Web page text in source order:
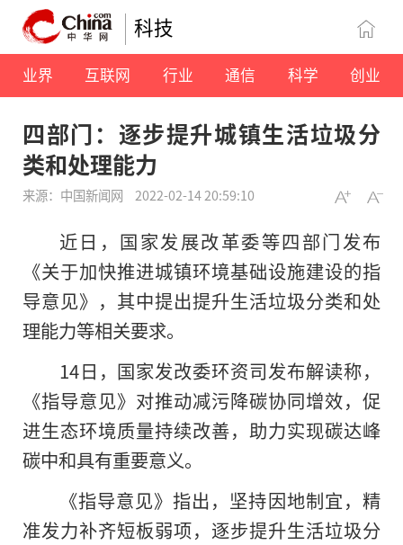
科技
业界 互联网 行业 通信 科学 创业
四部门：逐步提升城镇生活垃圾分
类和处理能力
来源：中国新闻网 2022-02-14 20:59:10
近日，国家发展改革委等四部门发布
《关于加快推进城镇环境基础设施建设的指
导意见》，其中提出提升生活垃圾分类和处
理能力等相关要求。
14日，国家发改委环资司发布解读称，
《指导意见》对推动减污降碳协同增效，促
进生态环境质量持续改善，助力实现碳达峰
碳中和具有重要意义。
《指导意见》指出，坚持因地制宜，精
准发力补齐短板弱项，逐步提升生活垃圾分